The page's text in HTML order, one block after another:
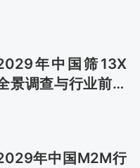
年中国筛13X
景调查与行业前景
年中国M2M行